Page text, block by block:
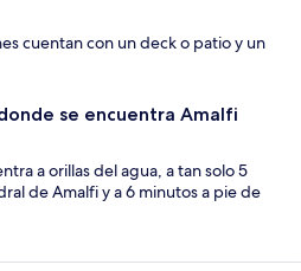
cuentan con un deck o patio y un
se encuentra Amalfi
a orillas del agua, a tan solo 5
de Amalfi y a 6 minutos a pie de